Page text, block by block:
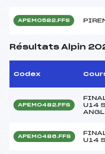
APEM0582.FFS
Résultats Alpin
Codex
APEM0482.FFS
U14
APEM0486.FFS
U14